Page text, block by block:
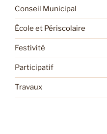
Conseil Municipal
École et Périscolaire
Festivité
Participatif
Travaux